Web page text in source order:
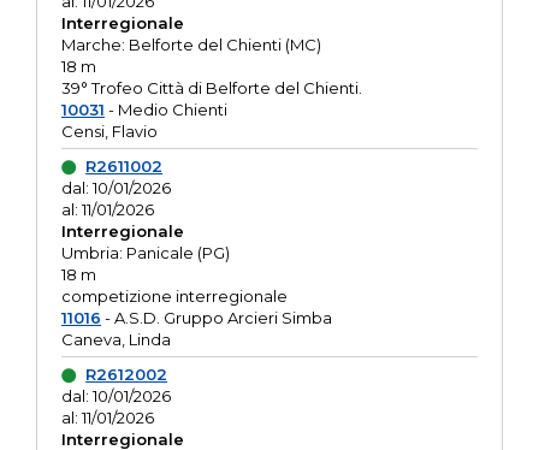
Interregionale
Marche: Belforte del Chienti (MC)
18 m
39° Trofeo Città di Belforte del Chienti.
10031 - Medio Chienti
Censi, Flavio
R2611002
dal: 10/01/2026
al: 11/01/2026
Interregionale
Umbria: Panicale (PG)
18 m
competizione interregionale
11016 - A.S.D. Gruppo Arcieri Simba
Caneva, Linda
R2612002
dal: 10/01/2026
al: 11/01/2026
Interregionale